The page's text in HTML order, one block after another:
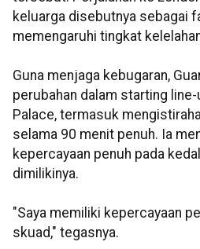
keluarga disebutnya sebagai
memengaruhi tingkat
Guna menjaga kebugaran,
perubahan dalam starting
Palace, termasuk
selama 90 menit penuh. Ia
kepercayaan penuh pada
dimilikinya.
"Saya memiliki kepercayaan
skuad," tegasnya.